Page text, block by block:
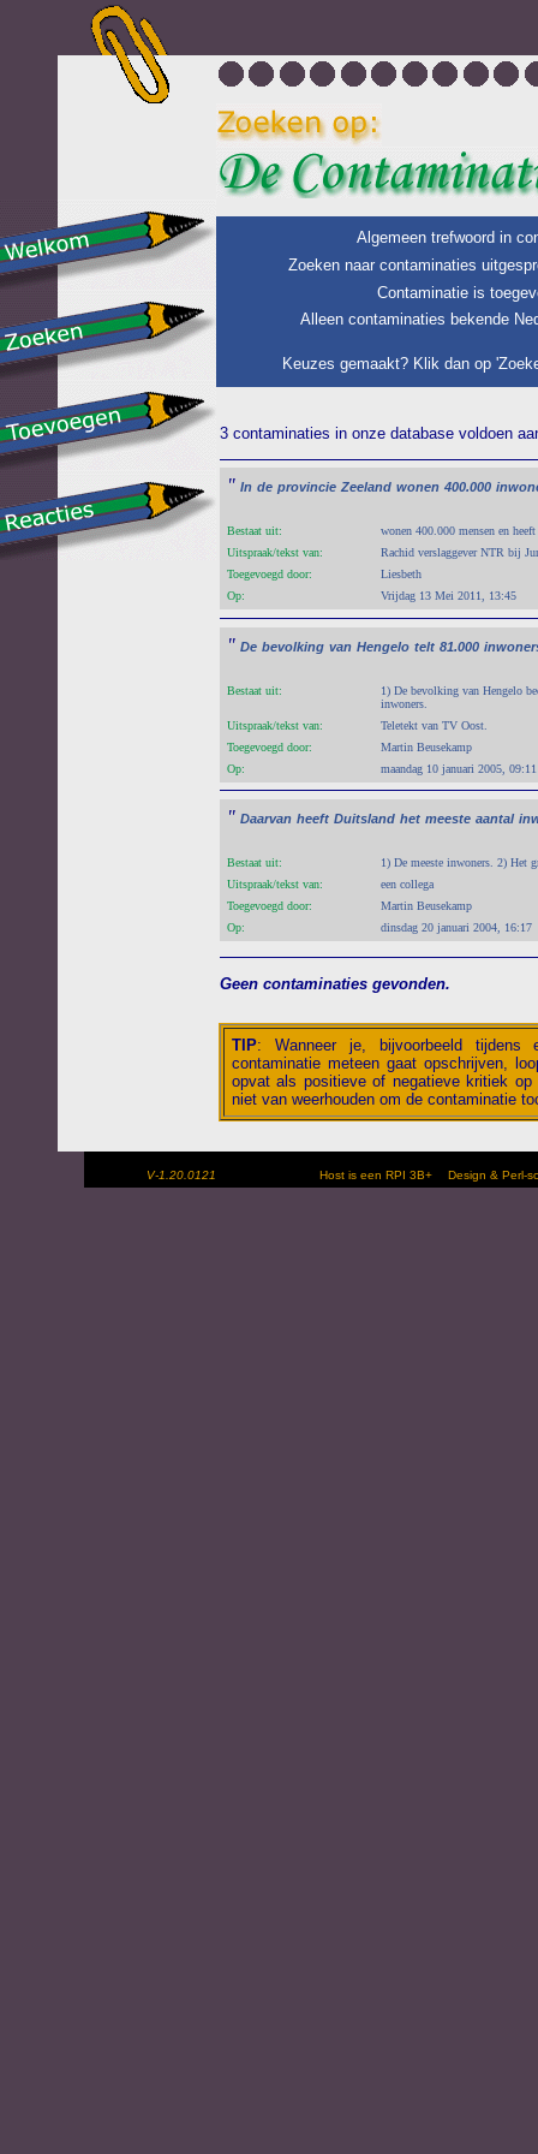
Algemeen trefwoord in
Zoeken naar contaminaties
Contaminatie is
Alleen contaminaties bekende
Keuzes gemaakt? Klik dan op
3 contaminaties in onze database voldoen
" In de provincie Zeeland wonen 400.000
Bestaat uit:
wonen 400.000 mensen en
Uitspraak/tekst van:
Rachid verslaggever NTR bij
Toegevoegd door:
Liesbeth
Op:
Vrijdag 13 Mei 2011, 13:45
" De bevolking van Hengelo telt 81.000
Bestaat uit:
1) De bevolking van Hengelo
inwoners.
Uitspraak/tekst van:
Teletekt van TV Oost.
Toegevoegd door:
Martin Beusekamp
Op:
maandag 10 januari 2005, 09:11
" Daarvan heeft Duitsland het meeste aantal
Bestaat uit:
1) De meeste inwoners. 2) Het
Uitspraak/tekst van:
een collega
Toegevoegd door:
Martin Beusekamp
Op:
dinsdag 20 januari 2004, 16:17
Geen contaminaties gevonden.
TIP: Wanneer je, bijvoorbeeld tijdens
contaminatie meteen gaat opschrijven,
opvat als positieve of negatieve kritiek
niet van weerhouden om de contaminatie
V-1.20.0121 Host is een RPI 3B+ Design &